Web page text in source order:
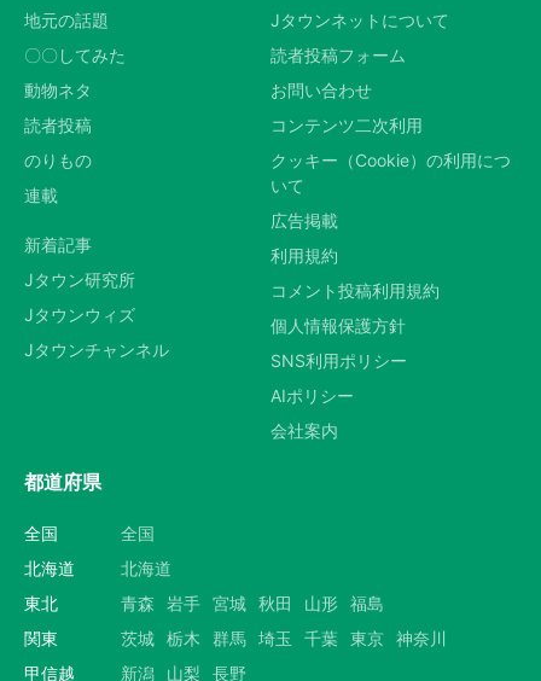
地元の話題
〇〇してみた
動物ネタ
読者投稿
のりもの
連載
新着記事
Jタウン研究所
Jタウンウィズ
Jタウンチャンネル
Jタウンネットについて
読者投稿フォーム
お問い合わせ
コンテンツ二次利用
クッキー（Cookie）の利用につ
いて
広告掲載
利用規約
コメント投稿利用規約
個人情報保護方針
SNS利用ポリシー
AIポリシー
会社案内
都道府県
全国
全国
北海道
北海道
東北
青森 岩手 宮城 秋田 山形 福島
関東
茨城 栃木 群馬 埼玉 千葉 東京 神奈川
甲信越
新潟 山梨 長野